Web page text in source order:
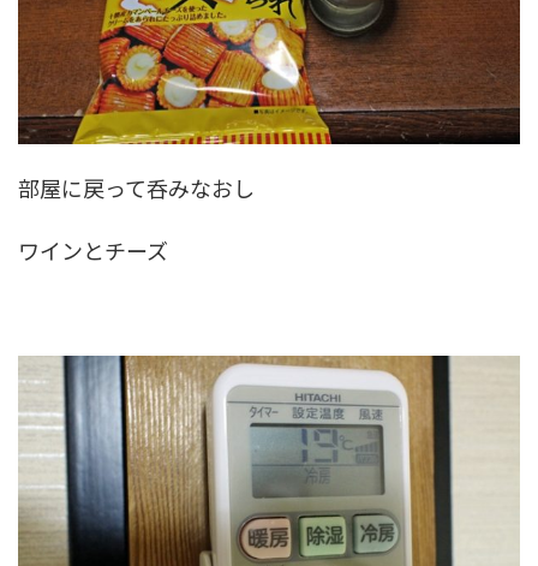
部屋に戻って呑みなおし
ワインとチーズ